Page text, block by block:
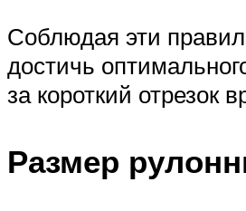
Соблюдая эти
достичь
за короткий отрезок
Размер